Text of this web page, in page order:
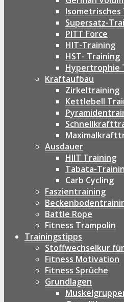
Isometrisches
Supersatz-
PITT Force
HIT-Training
HST- Training
Hypertrophie
Kraftaufbau
Zirkeltraining
Kettlebell
Ausdauer
HIIT Training
Tabata-
Carb Cycling
Faszientraining
Battle Rope
Fitness Trampolin
Trainingstipps
Stoffwechselkur
Fitness Motivation
Fitness Sprüche
Grundlagen